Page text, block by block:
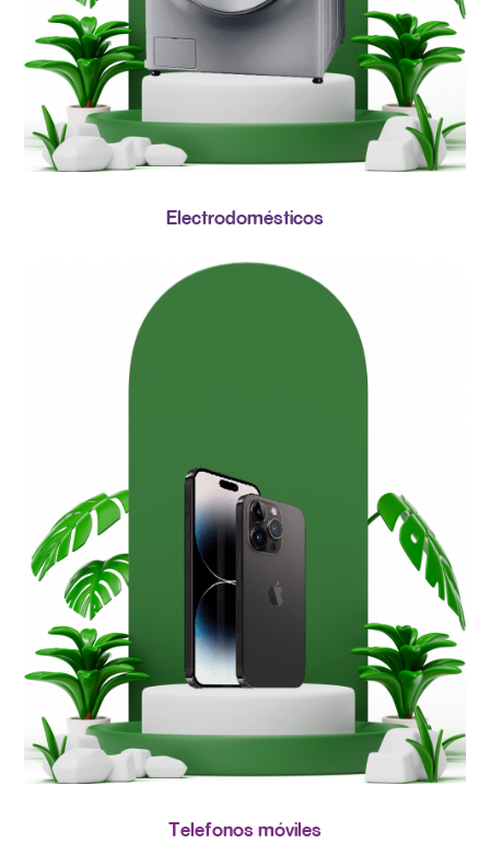
Electrodomésticos
Telefonos móviles